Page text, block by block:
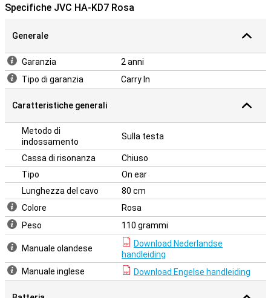
Specifiche JVC HA-KD7 Rosa
Generale
Garanzia
2 anni
Tipo di garanzia
Carry In
Caratteristiche generali
Metodo di
indossamento
Sulla testa
Cassa di risonanza
Chiuso
Tipo
On ear
Lunghezza del cavo
80 cm
Colore
Rosa
Peso
110 grammi
Manuale olandese
Download Nederlandse
handleiding
Manuale inglese
Download Engelse handleiding